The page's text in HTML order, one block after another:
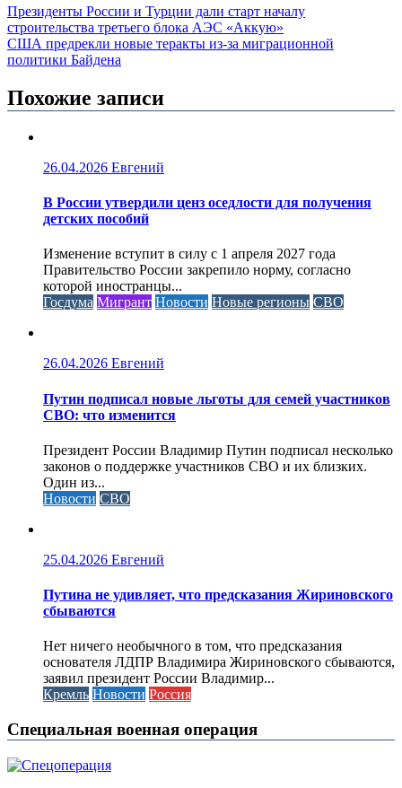
Президенты России и Турции дали старт началу
строительства третьего блока АЭС «Аккую»
США предрекли новые теракты из-за миграционной
политики Байдена
Похожие записи
26.04.2026 Евгений
В России утвердили ценз оседлости для получения
детских пособий
Изменение вступит в силу с 1 апреля 2027 года
Правительство России закрепило норму, согласно
которой иностранцы...
Госдума Мигрант Новости Новые регионы СВО
26.04.2026 Евгений
Путин подписал новые льготы для семей участников
СВО: что изменится
Президент России Владимир Путин подписал несколько
законов о поддержке участников СВО и их близких.
Один из...
Новости СВО
25.04.2026 Евгений
Путина не удивляет, что предсказания Жириновского
сбываются
Нет ничего необычного в том, что предсказания
основателя ЛДПР Владимира Жириновского сбываются,
заявил президент России Владимир...
Кремль Новости Россия
Специальная военная операция